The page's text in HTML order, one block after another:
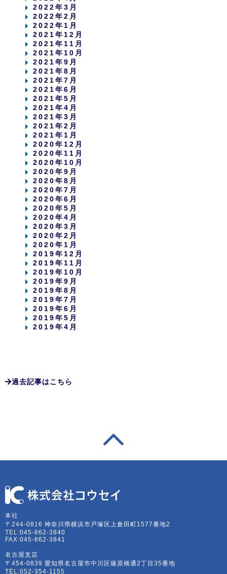
2022年3月
2022年2月
2022年1月
2021年12月
2021年11月
2021年10月
2021年9月
2021年8月
2021年7月
2021年6月
2021年5月
2021年4月
2021年3月
2021年2月
2021年1月
2020年12月
2020年11月
2020年10月
2020年9月
2020年8月
2020年7月
2020年6月
2020年5月
2020年4月
2020年3月
2020年2月
2020年1月
2019年12月
2019年11月
2019年10月
2019年9月
2019年8月
2019年7月
2019年6月
2019年5月
2019年4月
過去記事はこちら
本社
〒244-0816 神奈川県横浜市戸塚区上倉田町1577番地2
TEL:045-862-3840
FAX:045-862-3841
名古屋支店
〒454-0839 愛知県名古屋市中川区篠原橋通2丁目35番地
TEL:052-354-1155